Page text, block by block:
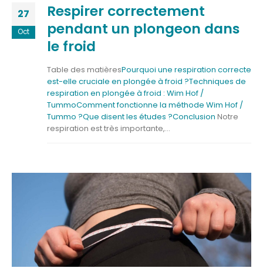
27
Oct
Respirer correctement
pendant un plongeon dans
le froid
Table des matièresPourquoi une respiration correcte
est-elle cruciale en plongée à froid ?Techniques de
respiration en plongée à froid : Wim Hof /
TummoComment fonctionne la méthode Wim Hof /
Tummo ?Que disent les études ?Conclusion Notre
respiration est très importante,...